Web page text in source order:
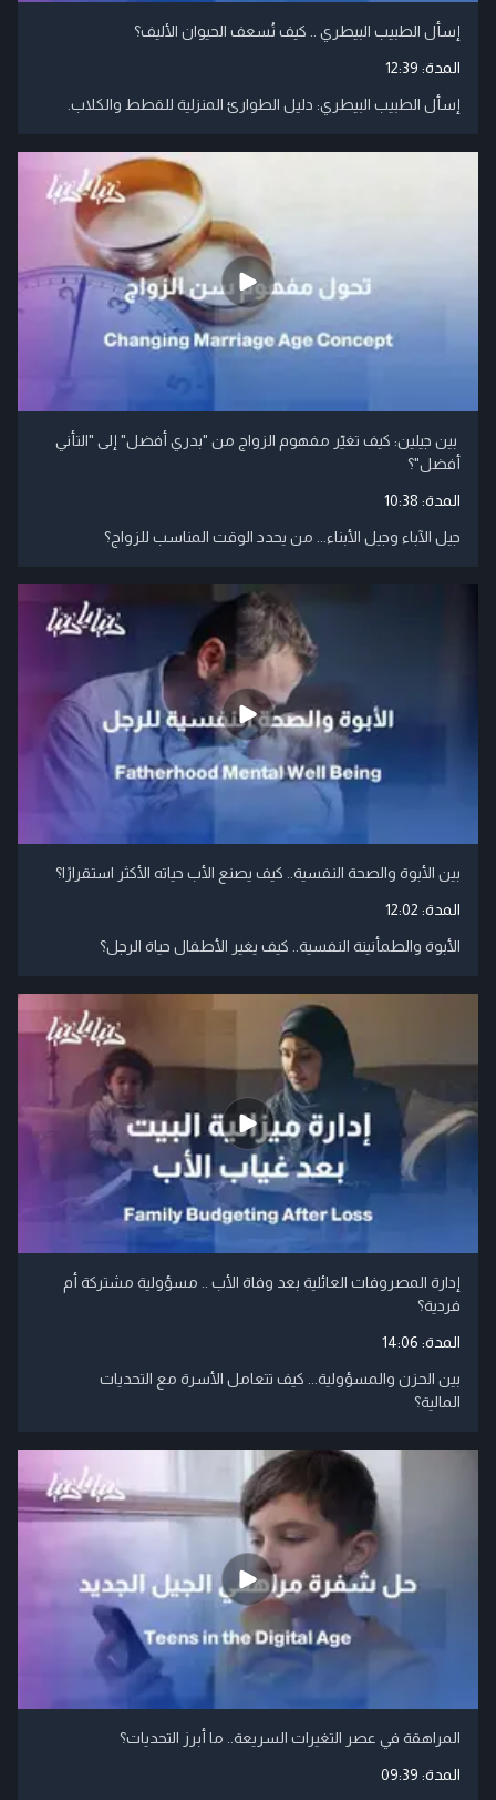
إسأل الطبيب البيطري .. كيف نُسعف الحيوان الأليف؟
المدة: 12:39
إسأل الطبيب البيطري: دليل الطوارئ المنزلية للقطط والكلاب.
بين جيلين: كيف تغيّر مفهوم الزواج من "بدري أفضل" إلى "التأني
أفضل"؟
المدة: 10:38
جيل الآباء وجيل الأبناء... من يحدد الوقت المناسب للزواج؟
بين الأبوة والصحة النفسية.. كيف يصنع الأب حياته الأكثر استقرارًا؟
المدة: 12:02
الأبوة والطمأنينة النفسية.. كيف يغير الأطفال حياة الرجل؟
إدارة المصروفات العائلية بعد وفاة الأب .. مسؤولية مشتركة أم
فردية؟
المدة: 14:06
بين الحزن والمسؤولية... كيف تتعامل الأسرة مع التحديات
المالية؟
المراهقة في عصر التغيرات السريعة.. ما أبرز التحديات؟
المدة: 09:39